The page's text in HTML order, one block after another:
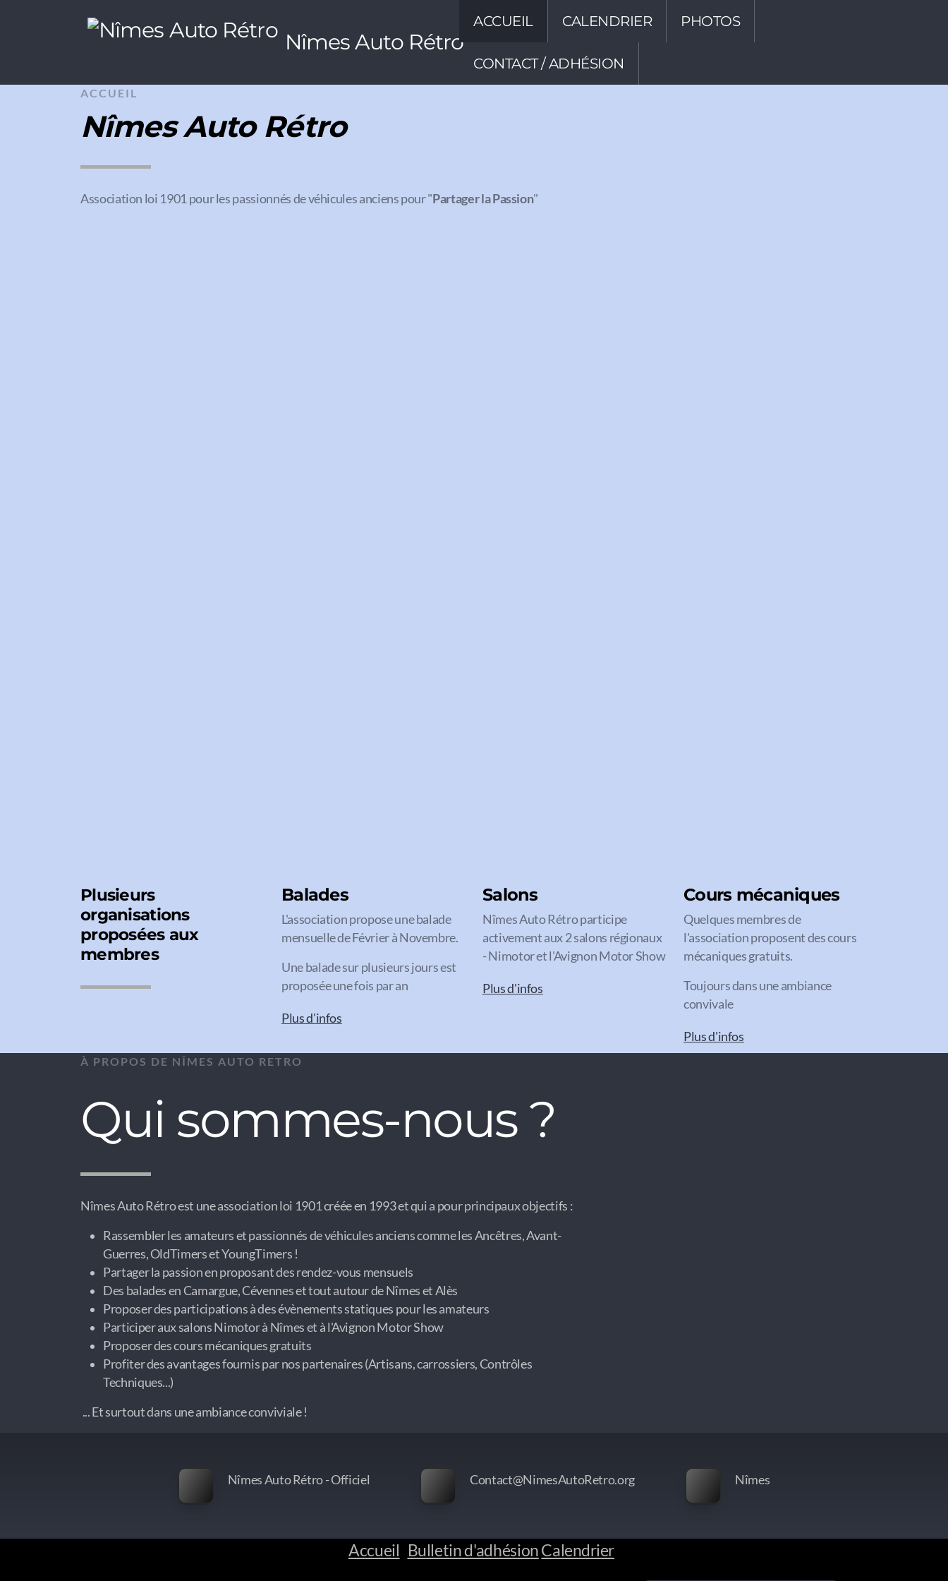
Nîmes Auto Rétro
ACCUEIL CALENDRIER PHOTOS
CONTACT / ADHÉSION
ACCUEIL
Nîmes Auto Rétro
Association loi 1901 pour les passionnés de véhicules anciens pour "Partager la Passion"
Plusieurs
organisations
proposées aux
membres
Balades
L'association propose une balade
mensuelle de Février à Novembre.
Une balade sur plusieurs jours est
proposée une fois par an
Plus d'infos
Salons
Nîmes Auto Rétro participe
activement aux 2 salons régionaux
- Nimotor et l'Avignon Motor Show
Plus d'infos
Cours mécaniques
Quelques membres de
l'association proposent des cours
mécaniques gratuits.
Toujours dans une ambiance
convivale
Plus d'infos
À PROPOS DE NÎMES AUTO RETRO
Qui sommes-nous ?
Nîmes Auto Rétro est une association loi 1901 créée en 1993 et qui a pour principaux objectifs :
Rassembler les amateurs et passionnés de véhicules anciens comme les Ancêtres, Avant-
Guerres, OldTimers et YoungTimers !
Partager la passion en proposant des rendez-vous mensuels
Des balades en Camargue, Cévennes et tout autour de Nîmes et Alès
Proposer des participations à des évènements statiques pour les amateurs
Participer aux salons Nimotor à Nîmes et à l'Avignon Motor Show
Proposer des cours mécaniques gratuits
Profiter des avantages fournis par nos partenaires (Artisans, carrossiers, Contrôles
Techniques...)
... Et surtout dans une ambiance conviviale !
Nîmes Auto Rétro - Officiel Contact@NimesAutoRetro.org Nîmes
Accueil Bulletin d'adhésionCalendrier